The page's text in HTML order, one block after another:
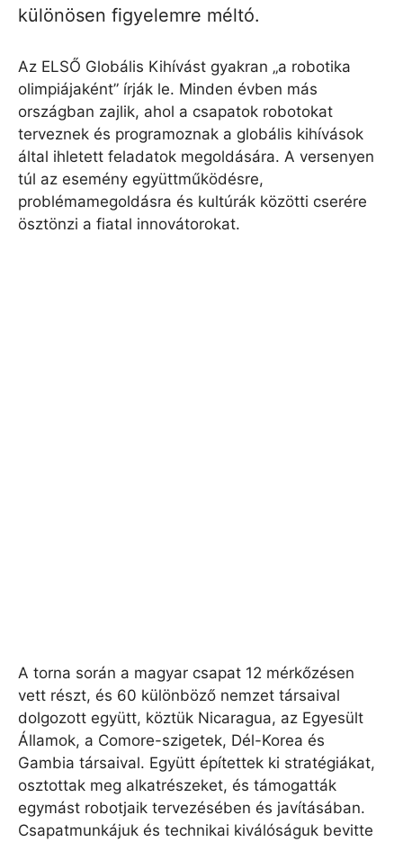
különösen figyelemre méltó.
Az ELSŐ Globális Kihívást gyakran „a robotika
olimpiájaként” írják le. Minden évben más
országban zajlik, ahol a csapatok robotokat
terveznek és programoznak a globális kihívások
által ihletett feladatok megoldására. A versenyen
túl az esemény együttműködésre,
problémamegoldásra és kultúrák közötti cserére
ösztönzi a fiatal innovátorokat.
A torna során a magyar csapat 12 mérkőzésen
vett részt, és 60 különböző nemzet társaival
dolgozott együtt, köztük Nicaragua, az Egyesült
Államok, a Comore-szigetek, Dél-Korea és
Gambia társaival. Együtt építettek ki stratégiákat,
osztottak meg alkatrészeket, és támogatták
egymást robotjaik tervezésében és javításában.
Csapatmunkájuk és technikai kiválóságuk bevitte